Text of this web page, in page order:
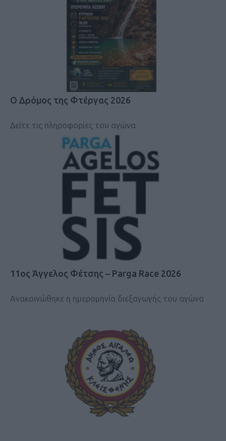
Ο Δρόμος της Φτέργας 2026
Δείτε τις πληροφορίες του αγώνα
11ος Άγγελος Φέτσης – Parga Race 2026
Ανακοινώθηκε η ημερομηνία διεξαγωγής του αγώνα